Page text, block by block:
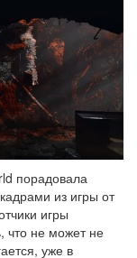
порадовала
из игры от
игры
что не может не
уже в